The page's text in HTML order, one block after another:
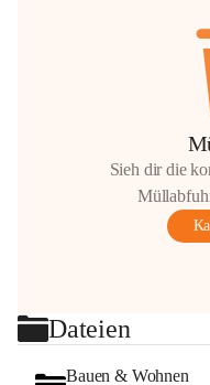
Sieh dir die
Dateien
Bauen & Wohnen